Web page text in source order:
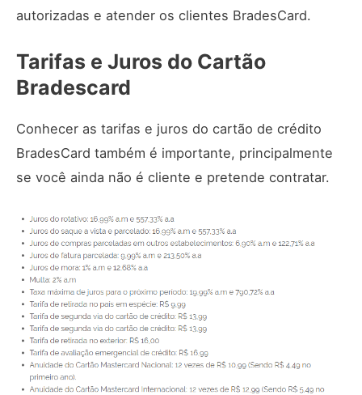
autorizadas e atender os clientes BradesCard.
Tarifas e Juros do Cartão
Bradescard
Conhecer as tarifas e juros do cartão de crédito
BradesCard também é importante, principalmente
se você ainda não é cliente e pretende contratar.